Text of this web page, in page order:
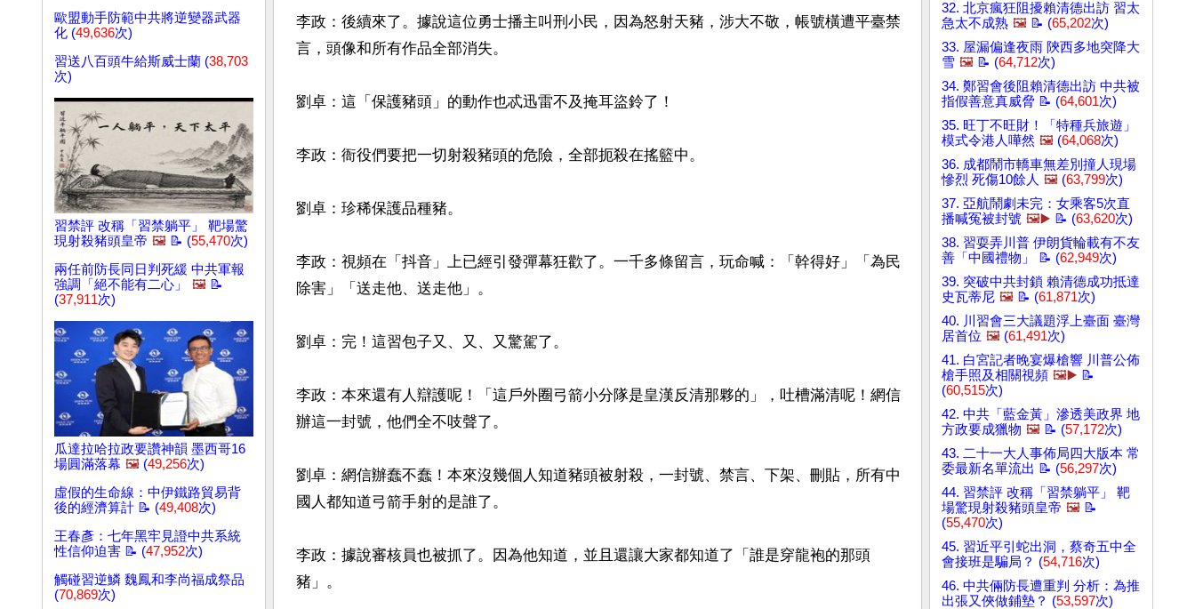
歐盟動手防範中共將逆變器武器
化 (49,636次)
習送八百頭牛給斯威士蘭 (38,703
次)
習禁評 改稱「習禁躺平」 靶場驚
現射殺豬頭皇帝 🖼️ 📝 (55,470次)
兩任前防長同日判死緩 中共軍報
強調「絕不能有二心」
🖼️ 📝
(37,911次)
瓜達拉哈拉政要讚神韻 墨西哥16
場圓滿落幕 🖼️ (49,256次)
虛假的生命線：中伊鐵路貿易背
後的經濟算計 📝 (49,408次)
王春彥：七年黑牢見證中共系統
性信仰迫害 📝 (47,952次)
觸碰習逆鱗 魏鳳和李尚福成祭品
(70,869次)
李政：後續來了。據說這位勇士播主叫刑小民，因為怒射天豬，涉大不敬，帳號橫遭平臺禁
言，頭像和所有作品全部消失。
劉卓：這「保護豬頭」的動作也忒迅雷不及掩耳盜鈴了！
李政：衙役們要把一切射殺豬頭的危險，全部扼殺在搖籃中。
劉卓：珍稀保護品種豬。
李政：視頻在「抖音」上已經引發彈幕狂歡了。一千多條留言，玩命喊：「幹得好」「為民
除害」「送走他、送走他」。
劉卓：完！這習包子又、又、又驚駕了。
李政：本來還有人辯護呢！「這戶外圈弓箭小分隊是皇漢反清那夥的」，吐槽滿清呢！網信
辦這一封號，他們全不吱聲了。
劉卓：網信辦蠢不蠢！本來沒幾個人知道豬頭被射殺，一封號、禁言、下架、刪貼，所有中
國人都知道弓箭手射的是誰了。
李政：據說審核員也被抓了。因為他知道，並且還讓大家都知道了「誰是穿龍袍的那頭
豬」。
32. 北京瘋狂阻擾賴清德出訪 習太
急太不成熟 🖼️ 📝 (65,202次)
33. 屋漏偏逢夜雨 陝西多地突降大
雪 🖼️ 📝 (64,712次)
34. 鄭習會後阻賴清德出訪 中共被
指假善意真威脅 📝 (64,601次)
35. 旺丁不旺財！「特種兵旅遊」
模式令港人嘩然 🖼️ (64,068次)
36. 成都鬧市轎車無差別撞人現場
慘烈 死傷10餘人 🖼️ (63,799次)
37. 亞航鬧劇未完：女乘客5次直
播喊冤被封號 🖼️▶️ 📝 (63,620次)
38. 習耍弄川普 伊朗貨輪載有不友
善「中國禮物」 📝 (62,949次)
39. 突破中共封鎖 賴清德成功抵達
史瓦蒂尼 🖼️ 📝 (61,871次)
40. 川習會三大議題浮上臺面 臺灣
居首位 🖼️ (61,491次)
41. 白宮記者晚宴爆槍響 川普公佈
槍手照及相關視頻 🖼️▶️ 📝
(60,515次)
42. 中共「藍金黃」滲透美政界 地
方政要成獵物 🖼️ 📝 (57,172次)
43. 二十一大人事佈局四大版本 常
委最新名單流出 📝 (56,297次)
44. 習禁評 改稱「習禁躺平」 靶
場驚現射殺豬頭皇帝 🖼️ 📝
(55,470次)
45. 習近平引蛇出洞，蔡奇五中全
會接班是騙局？ (54,716次)
46. 中共倆防長遭重判 分析：為推
出張又俠做鋪墊？ (53,597次)